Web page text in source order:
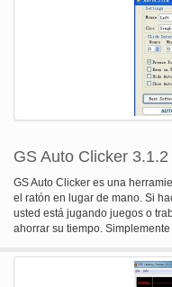
GS Auto Clicker 3.1.2
GS Auto Clicker es una
el ratón en lugar de mano. Si
usted está jugando juegos o
ahorrar su tiempo.
con sistemas de 64-bit,